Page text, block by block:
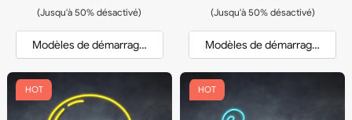
(Jusqu'à 50% désactivé)
Modèles de démarrage et devis
(Jusqu'à 50% désactivé)
Modèles de démarrage et
HOT HOT